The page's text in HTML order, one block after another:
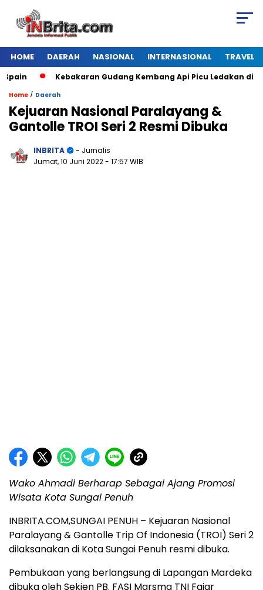
HOME DAERAH NASIONAL INTERNASIONAL TRAVEL
Kebakaran Gudang Kembang Api Picu Ledakan di
Home / Daerah
Kejuaran Nasional Paralayang &
Gantolle TROI Seri 2 Resmi Dibuka
INBRITA
- Jurnalis
Jumat, 10 Juni 2022- 17:57 WIB
Wako Ahmadi Berharap Sebagai Ajang Promosi
Wisata Kota Sungai Penuh
INBRITA.COM,SUNGAI PENUH – Kejuaran Nasional
Paralayang & Gantolle Trip Of Indonesia (TROI) Seri 2
dilaksanakan di Kota Sungai Penuh resmi dibuka.
Pembukaan yang berlangsung di Lapangan Mardeka
dibuka oleh Sekjen PB. FASI Marsma TNI Fajar